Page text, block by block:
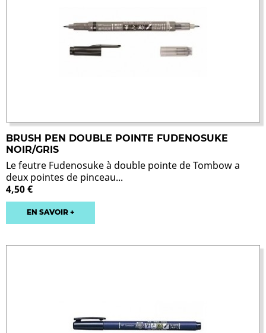
BRUSH PEN DOUBLE POINTE FUDENOSUKE
NOIR/GRIS
Le feutre Fudenosuke à double pointe de Tombow a
deux pointes de pinceau...
4,50 €
EN SAVOIR +